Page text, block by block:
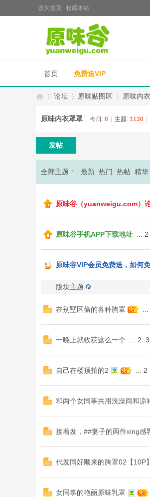
设为首页 收藏本站
首页 免费送VIP
原»
论坛
›
原味贴图区 原味内
原味内衣罩罩 今日: 0 主题: 1130
发帖
全部主题 最新 热门 热帖 精华
原味谷（yuanweigu.com）
原味谷手机APP下载地址 2
原味谷VIP会员免费送，如何免
版块主题
在别墅区偷的各种胸罩
一晚上就收获这么一个 2 3
自己在楼顶拍的2 2
和两个女同事共用洗澡间和凉
接着发，##妻子的两件xing感
代发同好顺来的胸罩02【10P】
女同事的艳丽原味乳罩